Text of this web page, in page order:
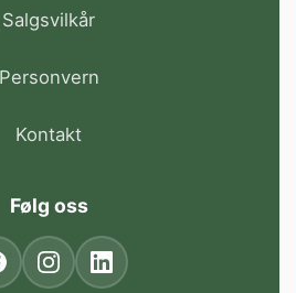
Salgsvilkår
Personvern
Kontakt
Følg oss